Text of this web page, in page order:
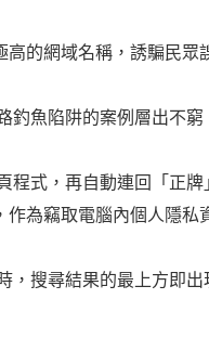
的網域名稱，誘騙民眾
釣魚陷阱的案例層出不窮
程式，再自動連回「正
為竊取電腦內個人隱私
，搜尋結果的最上方即出